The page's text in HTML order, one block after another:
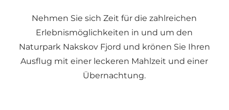
Nehmen Sie sich Zeit für die zahlreichen
Erlebnismöglichkeiten in und um den
Naturpark Nakskov Fjord und krönen Sie Ihren
Ausflug mit einer leckeren Mahlzeit und einer
Übernachtung.